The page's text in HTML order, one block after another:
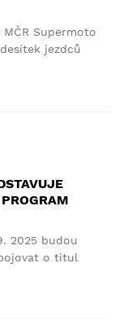
Supermoto
jezdců
2025 budou
o titul